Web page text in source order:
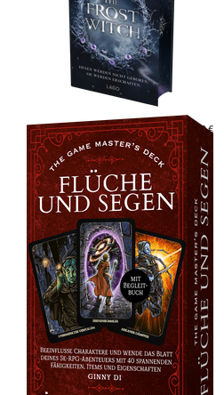
25,00 €
The Frost Witch (Die
Hexenbündnisse von Velora 1)
Silvia Kinkel,
Emberly Ash,
Jennifer Michalski